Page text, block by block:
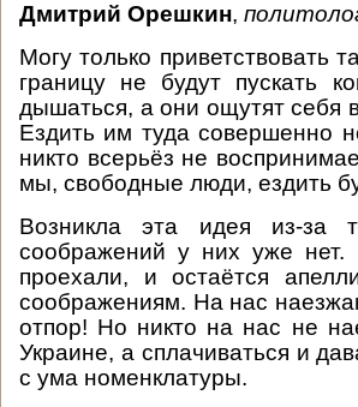
Дмитрий Орешкин,
Могу только приветствовать
границу не будут пускать
дышаться, а они ощутят себя
Ездить им туда совершенно
никто всерьёз не
мы, свободные люди, ездить
Возникла эта идея из-за
соображений у них уже
проехали, и остаётся
соображениям. На нас
отпор! Но никто на нас не
Украине, а сплачиваться и
с ума номенклатуры.